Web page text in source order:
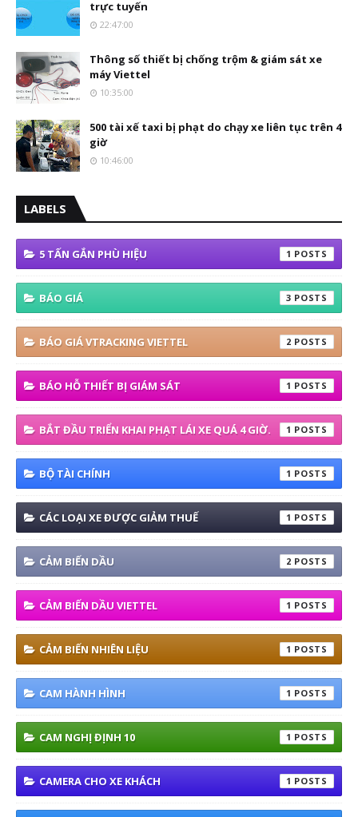
trực tuyến
22:47:00
Thông số thiết bị chống trộm & giám sát xe
máy Viettel
10:35:00
500 tài xế taxi bị phạt do chạy xe liên tục trên 4
giờ
10:46:00
LABELS
5 TẤN GẮN PHÙ HIỆU 1
BÁO GIÁ 3
BÁO GIÁ VTRACKING VIETTEL 2
BÁO HỖ THIẾT BỊ GIÁM SÁT 1
BẮT ĐẦU TRIỂN KHAI PHẠT LÁI XE QUÁ 4 GIỜ. 1
BỘ TÀI CHÍNH 1
CÁC LOẠI XE ĐƯỢC GIẢM THUẾ 1
CẢM BIẾN DẦU 2
CẢM BIẾN DẦU VIETTEL 1
CẢM BIẾN NHIÊN LIỆU 1
CAM HÀNH HÌNH 1
CAM NGHỊ ĐỊNH 10 1
CAMERA CHO XE KHÁCH 1